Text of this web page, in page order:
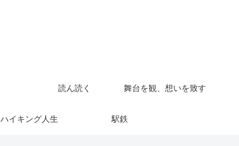
読ん読く 舞台を観、想いを致す
ハイキング人生 駅鉄